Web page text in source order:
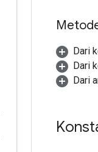
Dari
Dari
Dari